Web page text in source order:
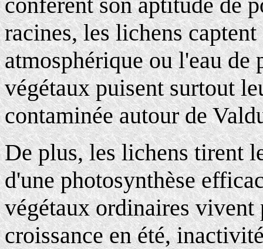
racines, les lichens
atmosphérique ou l'eau
végétaux puisent surtout
contaminée autour de
De plus, les lichens tirent
d'une photosynthèse
végétaux ordinaires vivent
croissance en été,